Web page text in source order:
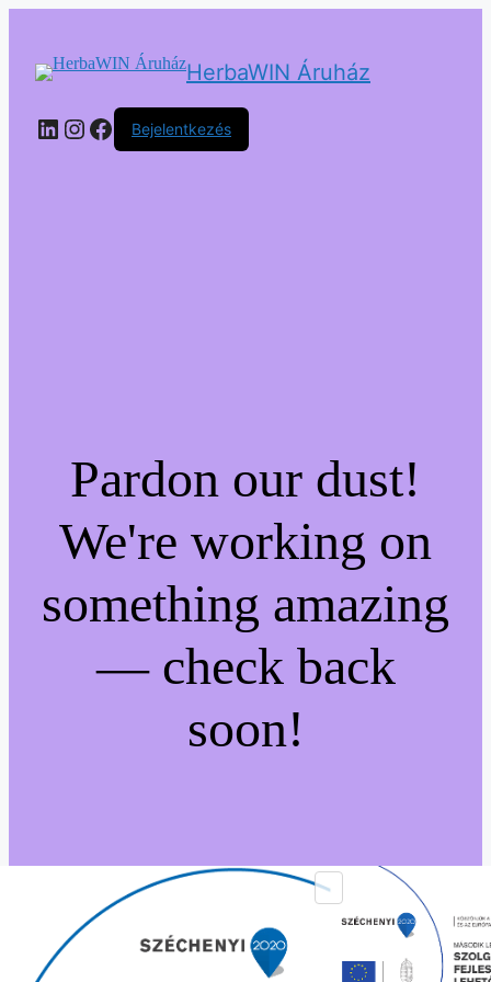
HerbaWIN Áruház
LinkedIn
Instagram
Facebook
Bejelentkezés
Pardon our dust!
We're working on
something amazing
— check back
soon!
⮝